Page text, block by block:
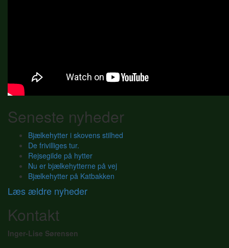
Seneste nyheder
Bjælkehytter i skovens stilhed
De frivilliges tur.
Rejsegilde på hytter
Nu er bjælkehytterne på vej
Bjælkehytter på Katbakken
Læs ældre nyheder
Kontakt
Inger-Lise Sørensen